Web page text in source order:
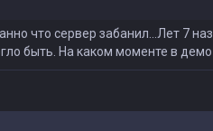
что сервер забанил...Лет 7
быть. На каком моменте в